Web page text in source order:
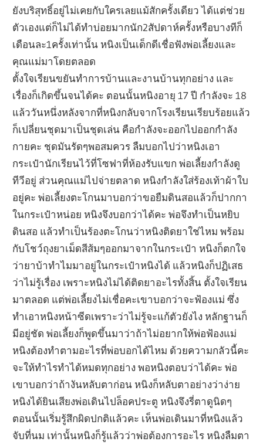
ยังบริสุทธิ์อยู่ไม่เคยกับใครเลยแม้สักครั้งเดียว ได้แต่ช่วย
ตัวเองแต่ก็ไม่ได้ทำบ่อยมากนัก2สัปดาห์ครั้งหรือบางทีก็
เดือนละ1ครั้งเท่านั้น หนิงเป็นเด็กดีเชื่อฟังพ่อเลี้ยงและ
คุณแม่มาโดยตลอด
ตั้งใจเรียนขยันทำการบ้านและงานบ้านทุกอย่าง และ
เรื่องก็เกิดขึ้นจนได้คะ ตอนนั้นหนิงอายุ 17 ปี กำลังจะ 18
แล้ววันหนึ่งหลังจากที่หนิงกลับจากโรงเรียนเรียบร้อยแล้ว
ก็เปลี่ยนชุดมาเป็นชุดเล่น คือกำลังจะออกไปออกกำลัง
กายคะ ชุดมันรัดๆพอสมควร ลืมบอกไปว่าหนิงเอา
กระเป๋านักเรียนไว้ที่โซฟาที่ห้องรับแขก พ่อเลี้ยงกำลังดู
ทีวีอยู่ ส่วนคุณแม่ไปจ่ายตลาด หนิงกำลังใส่ร้องเท้าผ้าใบ
อยู่คะ พ่อเลี้ยงตะโกนมาบอกว่าขอยืมดินสอแล้วก็ปากกา
ในกระเป๋าหน่อย หนิงจึงบอกว่าได้คะ พ่อจึงทำเป็นหยิบ
ดินสอ แล้วทำเป็นร้องตะโกนว่าหนิงติดยาใช่ไหม พร้อม
กับโชว์ถุงยาเม็ดสีส้มๆออกมาจากในกระเป๋า หนิงก็ตกใจ
ว่ายาบ้าทำไมมาอยู่ในกระเป๋าหนิงได้ แล้วหนิงก็ปฏิเสธ
ว่าไม่รู้เรื่อง เพราะหนิงไม่ได้ติดยาอะไรทั้งสิ้น ตั้งใจเรียน
มาตลอด แต่พ่อเลี้ยงไม่เชื่อคะเขาบอกว่าจะฟ้องแม่ ซึ่ง
ทำเอาหนิงหน้าซีดเพราะว่าไม่รู้จะแก้ตัวยังไง หลักฐานก็
มีอยู่ชัด พ่อเลี้ยงก็พูดขึ้นมาว่าถ้าไม่อยากให้พ่อฟ้องแม่
หนิงต้องทำตามอะไรที่พ่อบอกได้ไหม ด้วยความกลัวนี้คะ
จะให้ทำไรทำได้หมดทุกอย่าง พอหนิงตอบว่าได้คะ พ่อ
เขาบอกว่าถ้างันหลับตาก่อน หนิงก็หลับตาอย่างว่าง่าย
หนิงได้ยินเสียงพ่อเดินไปล็อคประตู หนิงจึงรี่ตาดูนิดๆ
ตอนนั้นเริ่มรู้สึกผิดปกติแล้วคะ เห็นพ่อเดินมาที่หนิงแล้ว
จับที่นม เท่านั้นหนิงก็รู้แล้วว่าพ่อต้องการอะไร หนิงลืมตา